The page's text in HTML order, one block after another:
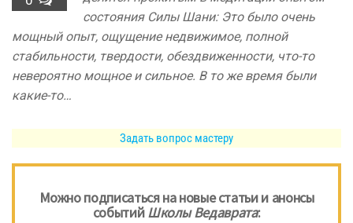
состояния Силы Шани: Это было очень
мощный опыт, ощущение недвижимое, полной
стабильности, твердости, обездвиженности, что-то
невероятно мощное и сильное. В то же время были
какие-то…
Задать вопрос мастеру
Можно подписаться на новые статьи и анонсы
событийШколы Ведаврата: